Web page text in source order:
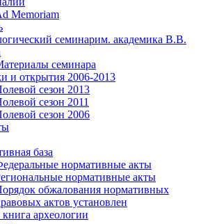
Memoriam
семинарим. академика В.В.
семинара
и открытия 2006-2013
сезон 2013
сезон 2011
сезон 2006
база
нормативные акты
нормативные акты
обжалования нормативных
актов установлен
археологии